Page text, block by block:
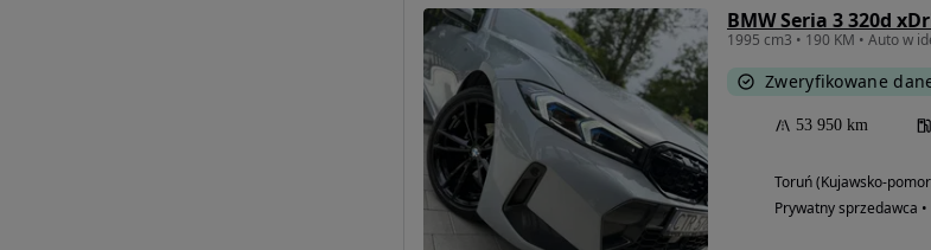
BMW Seria 3 320d
1995 cm3 • 190 KM • Auto w
Zweryfikowane
53 950 km
Toruń (Kujawsko-
Prywatny sprzedawca